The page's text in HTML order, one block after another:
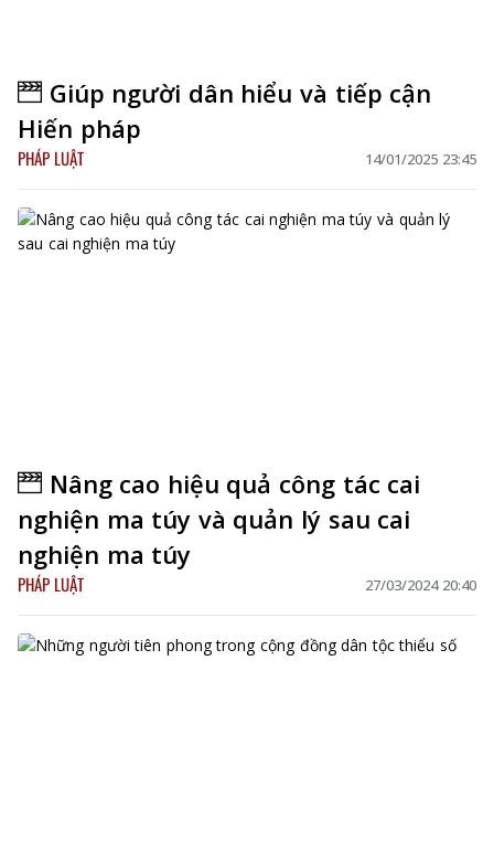
Giúp người dân hiểu và tiếp cận
Hiến pháp
PHÁP LUẬT 14/01/2025 23:45
Nâng cao hiệu quả công tác cai
nghiện ma túy và quản lý sau cai
nghiện ma túy
PHÁP LUẬT 27/03/2024 20:40